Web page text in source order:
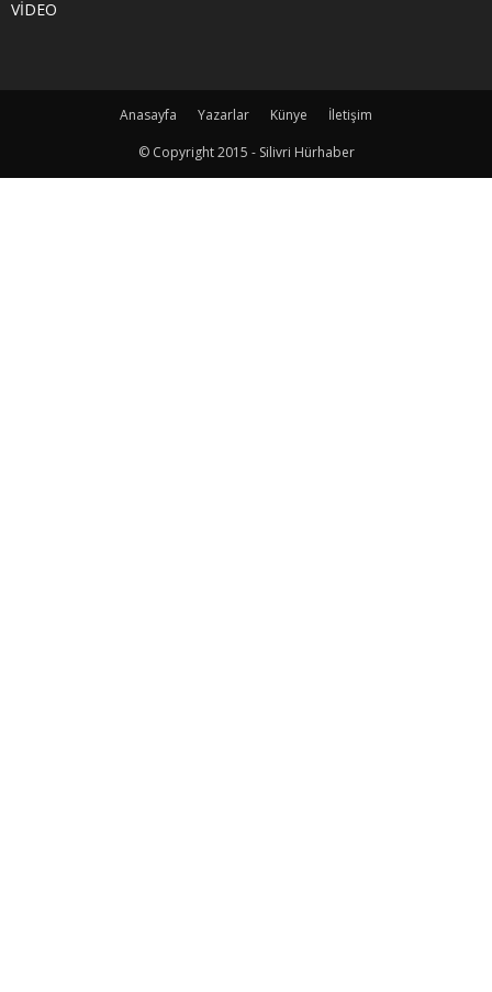
VİDEO
Anasayfa Yazarlar Künye
İletişim
© Copyright 2015 - Silivri Hürhaber